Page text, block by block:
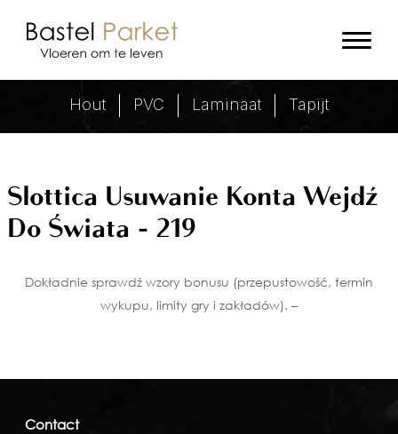
Slottica Usuwanie Konta Wejdź
Hout PVC Laminaat Tapijt
Slottica Usuwanie Konta Wejdź
Do Świata - 219
Dokładnie sprawdź wzory bonusu (przepustowość, termin
wykupu, limity gry i zakładów). –
Contact